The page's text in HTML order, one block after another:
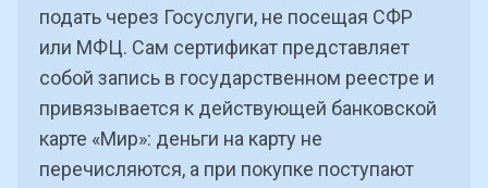
подать через Госуслуги, не посещая СФР
или МФЦ. Сам сертификат представляет
собой запись в государственном реестре и
привязывается к действующей банковской
карте «Мир»: деньги на карту не
перечисляются, а при покупке поступают